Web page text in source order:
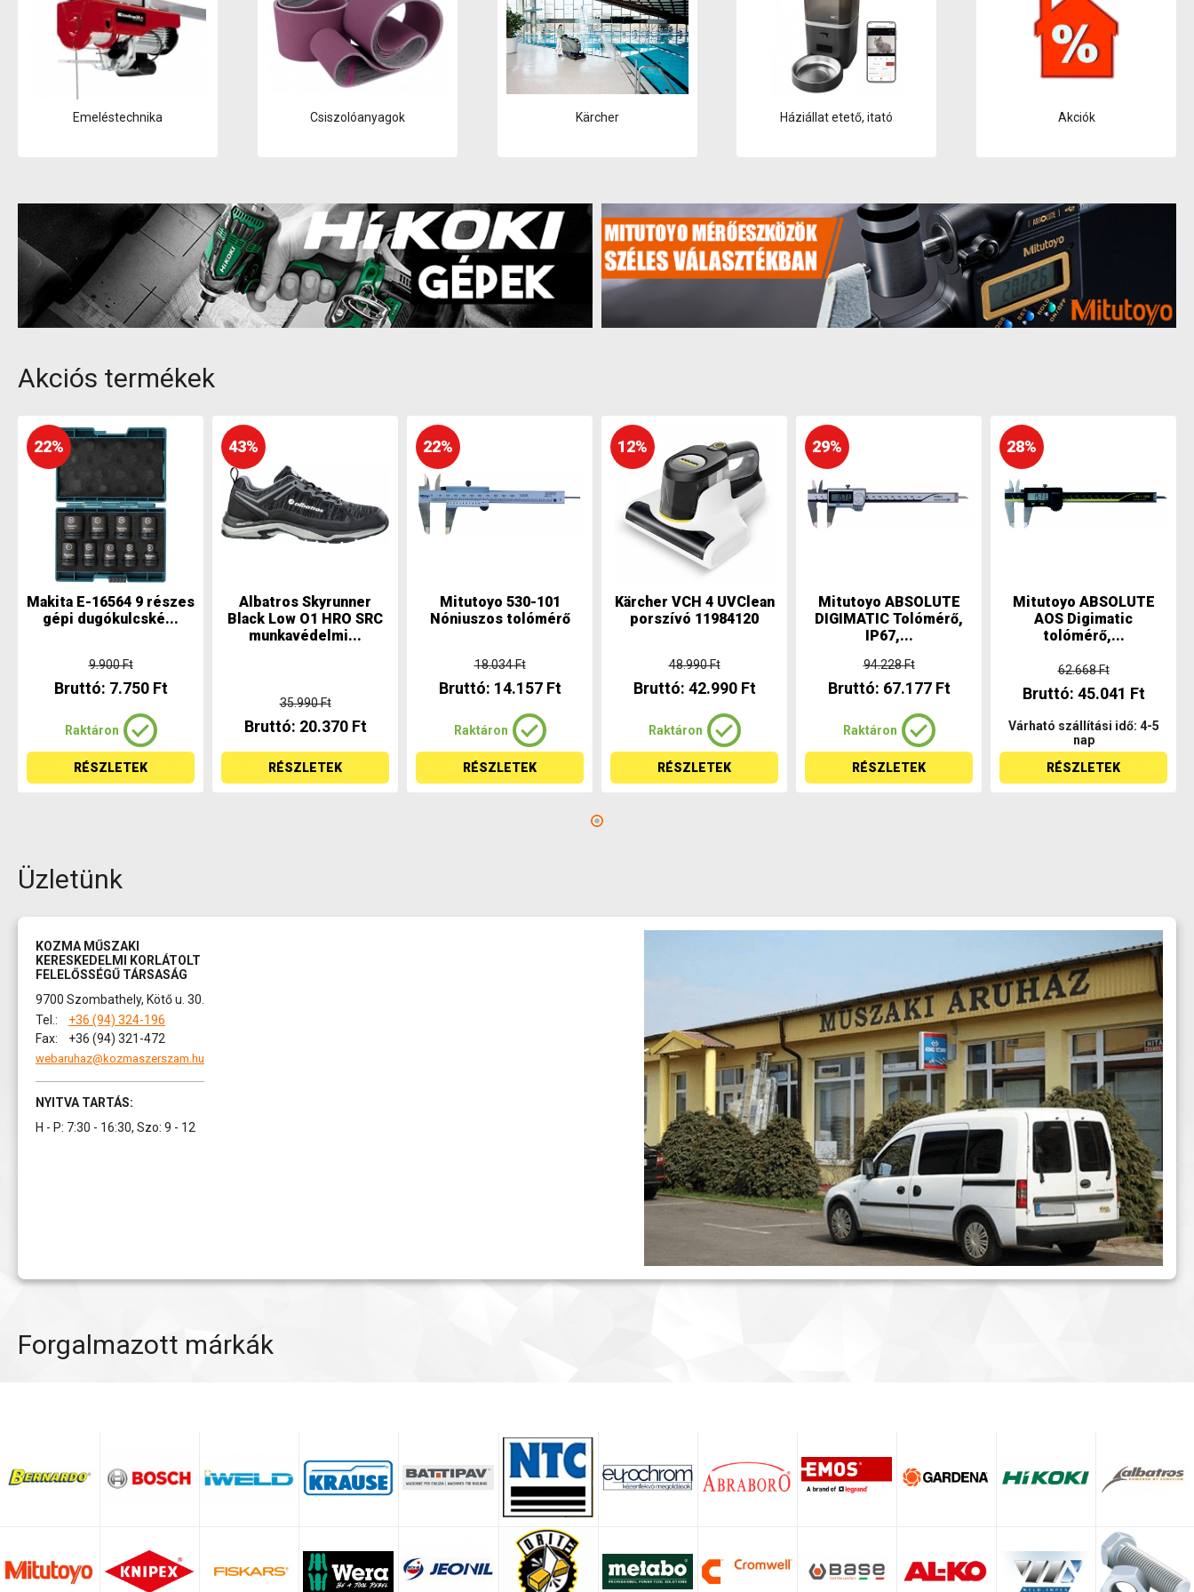
Szerszámtartók és
menetek
Tesztkalibrátorok és
kiegészítők
TIG hegesztés
Ütvefúrók és csavarkulcsok
Emeléstechnika Csiszolóanyagok Kärcher Háziállat etető, itató Akciók
Akciós termékek
22%
Makita E-16564 9 részes
gépi dugókulcské...
9.900 Ft
Bruttó: 7.750 Ft
Raktáron
RÉSZLETEK
43%
Albatros Skyrunner
Black Low O1 HRO SRC
munkavédelmi...
35.990 Ft
Bruttó: 20.370 Ft
RÉSZLETEK
22%
Mitutoyo 530-101
Nóniuszos tolómérő
18.034 Ft
Bruttó: 14.157 Ft
Raktáron
RÉSZLETEK
12%
Kärcher VCH 4 UVClean
porszívó 11984120
48.990 Ft
Bruttó: 42.990 Ft
Raktáron
RÉSZLETEK
29%
Mitutoyo ABSOLUTE
DIGIMATIC Tolómérő,
IP67,...
94.228 Ft
Bruttó: 67.177 Ft
Raktáron
RÉSZLETEK
28%
Mitutoyo ABSOLUTE
AOS Digimatic
tolómérő,...
62.668 Ft
Bruttó: 45.041 Ft
Várható szállítási idő: 4-5
nap
RÉSZLETEK
Üzletünk
KOZMA MŰSZAKI
KERESKEDELMI KORLÁTOLT
FELELŐSSÉGŰ TÁRSASÁG
9700 Szombathely, Kötő u. 30.
Tel.:
+36 (94) 324-196
Fax:
+36 (94) 321-472
webaruhaz@kozmaszerszam.hu
NYITVA TARTÁS:
H - P: 7:30 - 16:30, Szo: 9 - 12
Forgalmazott márkák